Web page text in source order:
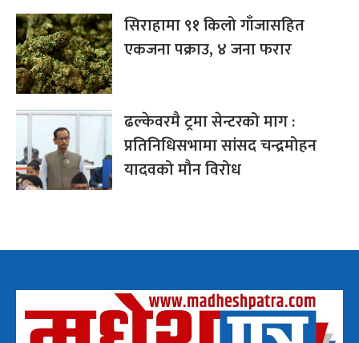
सिराहामा ९१ किलो गाँजासहित
एकजना पक्राउ, ४ जना फरार
ढल्केवरमै ट्रमा सेन्टरको माग :
प्रतिनिधिसभामा सांसद चन्द्रमोहन
यादवको मौन विरोध